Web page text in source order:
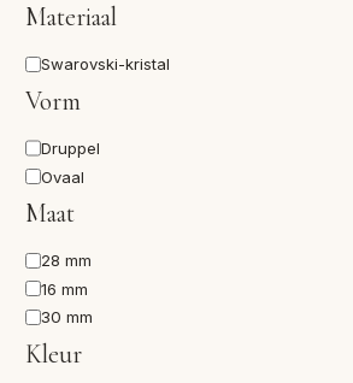
Materiaal
Materiaal
Swarovski-kristal
Vorm
VormDruppel
Ovaal
Maat
Maat28 mm
16 mm
30 mm
Kleur